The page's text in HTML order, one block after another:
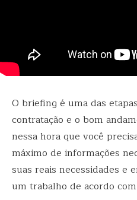
O briefing é uma das
contratação e o bom
nessa hora que você
máximo de informações
suas reais necessidades e
um trabalho de acordo